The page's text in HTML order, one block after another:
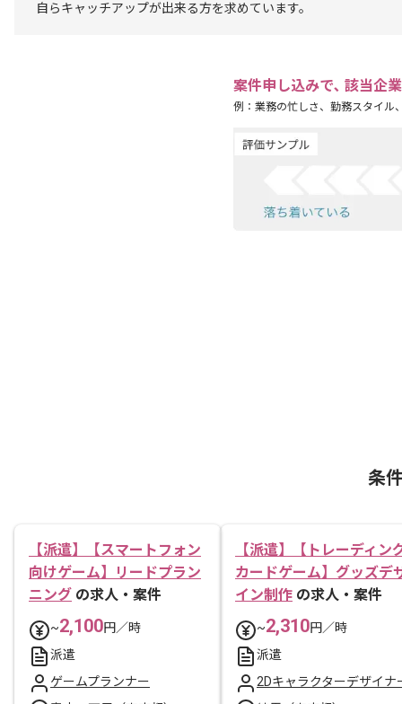
自らキャッチアップが出来る方を求めています。
案件申し込みで､ 該当企
例：業務の忙しさ、勤務スタイル
条
【派遣】【スマートフォン
向けゲーム】リードプラン
ニング の求人・案件
~2,100円／時
派遣
ゲームプランナー
【派遣】【トレーディン
カードゲーム】グッズデ
イン制作 の求人・案件
~2,310円／時
派遣
2Dキャラクターデザイナ